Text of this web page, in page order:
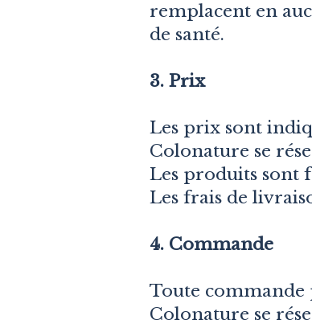
remplacent en
de santé.
3. Prix
Les prix sont
Colonature se
Les produits sont
Les frais de
4. Commande
Toute commande
Colonature se